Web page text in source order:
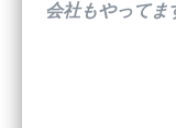
会社もやってま